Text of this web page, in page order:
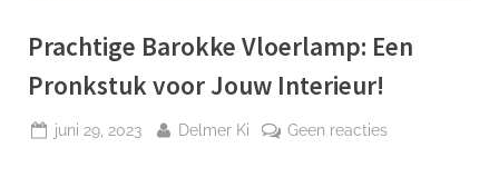
Prachtige Barokke Vloerlamp: Een
Pronkstuk voor Jouw Interieur!
Geplaatst
juni 29, 2023 Door
Delmer Ki Geen reactiesop